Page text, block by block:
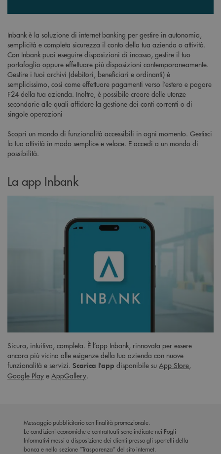
Inbank è la soluzione di internet banking per gestire in autonomia,
semplicità e completa sicurezza il conto della tua azienda o attività.
Con Inbank puoi eseguire disposizioni di incasso, gestire il tuo
portafoglio oppure effettuare più disposizioni contemporaneamente.
Gestire i tuoi archivi (debitori, beneficiari e ordinanti) è
semplicissimo, così come effettuare pagamenti verso l’estero e pagare
F24 della tua azienda. Inoltre, è possibile creare delle utenze
secondarie alle quali affidare la gestione dei conti correnti o di
singole operazioni
Scopri un mondo di funzionalità accessibili in ogni momento. Gestisci
la tua attività in modo semplice e veloce. E accedi a un mondo di
possibilità.
La app Inbank
Sicura, intuitiva, completa. È l’app Inbank, rinnovata per essere
ancora più vicina alle esigenze della tua azienda con nuove
funzionalità e servizi. Scarica l'app disponibile su App Store,
Google Play e AppGallery.
Messaggio pubblicitario con finalità promozionale.
Le condizioni economiche e contrattuali sono indicate nei Fogli
Informativi messi a disposizione dei clienti presso gli sportelli della
banca e nella sezione “Trasparenza” del sito internet.